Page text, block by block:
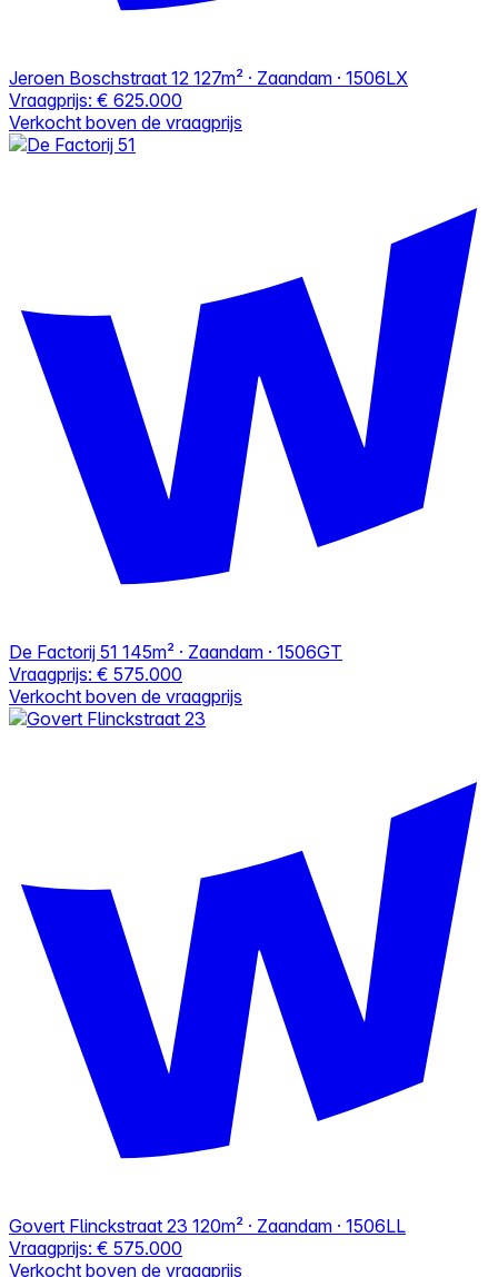
Jeroen Boschstraat 12 127m² · Zaandam · 1506LX
Vraagprijs: € 625.000
Verkocht boven de vraagprijs
De Factorij 51 145m² · Zaandam · 1506GT
Vraagprijs: € 575.000
Verkocht boven de vraagprijs
Govert Flinckstraat 23 120m² · Zaandam · 1506LL
Vraagprijs: € 575.000
Verkocht boven de vraagprijs